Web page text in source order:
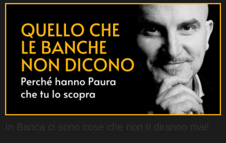
In Banca ci sono cose che non ti diranno mai!